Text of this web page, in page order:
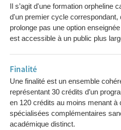
Il s’agit d'une formation orpheline
d'un premier cycle correspondant,
prolonge pas une option
est accessible à un public plus
Finalité
Une finalité est un ensemble
représentant 30 crédits d’un
en 120 crédits au moins menant à
spécialisées complémentaires
académique distinct.